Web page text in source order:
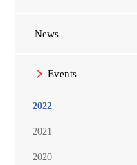
News
Events
2022
2021
2020